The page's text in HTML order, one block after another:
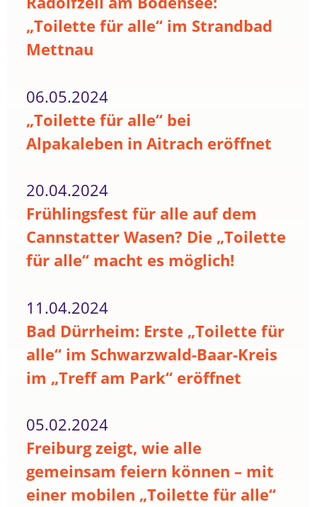
„Toilette für alle“ im Strandbad
Mettnau
06.05.2024
„Toilette für alle“ bei
Alpakaleben in Aitrach eröffnet
20.04.2024
Frühlingsfest für alle auf dem
Cannstatter Wasen? Die „Toilette
für alle“ macht es möglich!
11.04.2024
Bad Dürrheim: Erste „Toilette für
alle“ im Schwarzwald-Baar-Kreis
im „Treff am Park“ eröffnet
05.02.2024
Freiburg zeigt, wie alle
gemeinsam feiern können – mit
einer mobilen „Toilette für alle“